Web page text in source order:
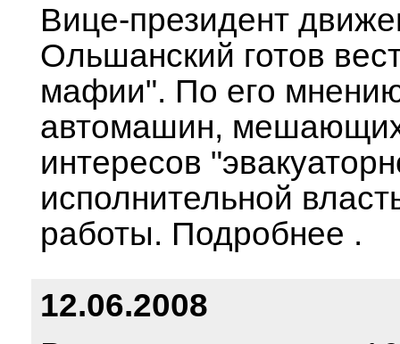
Вице-президент
Ольшанский готов
мафии". По его
автомашин, мешающих
интересов
исполнительной
работы. Подробнее .
12.06.2008